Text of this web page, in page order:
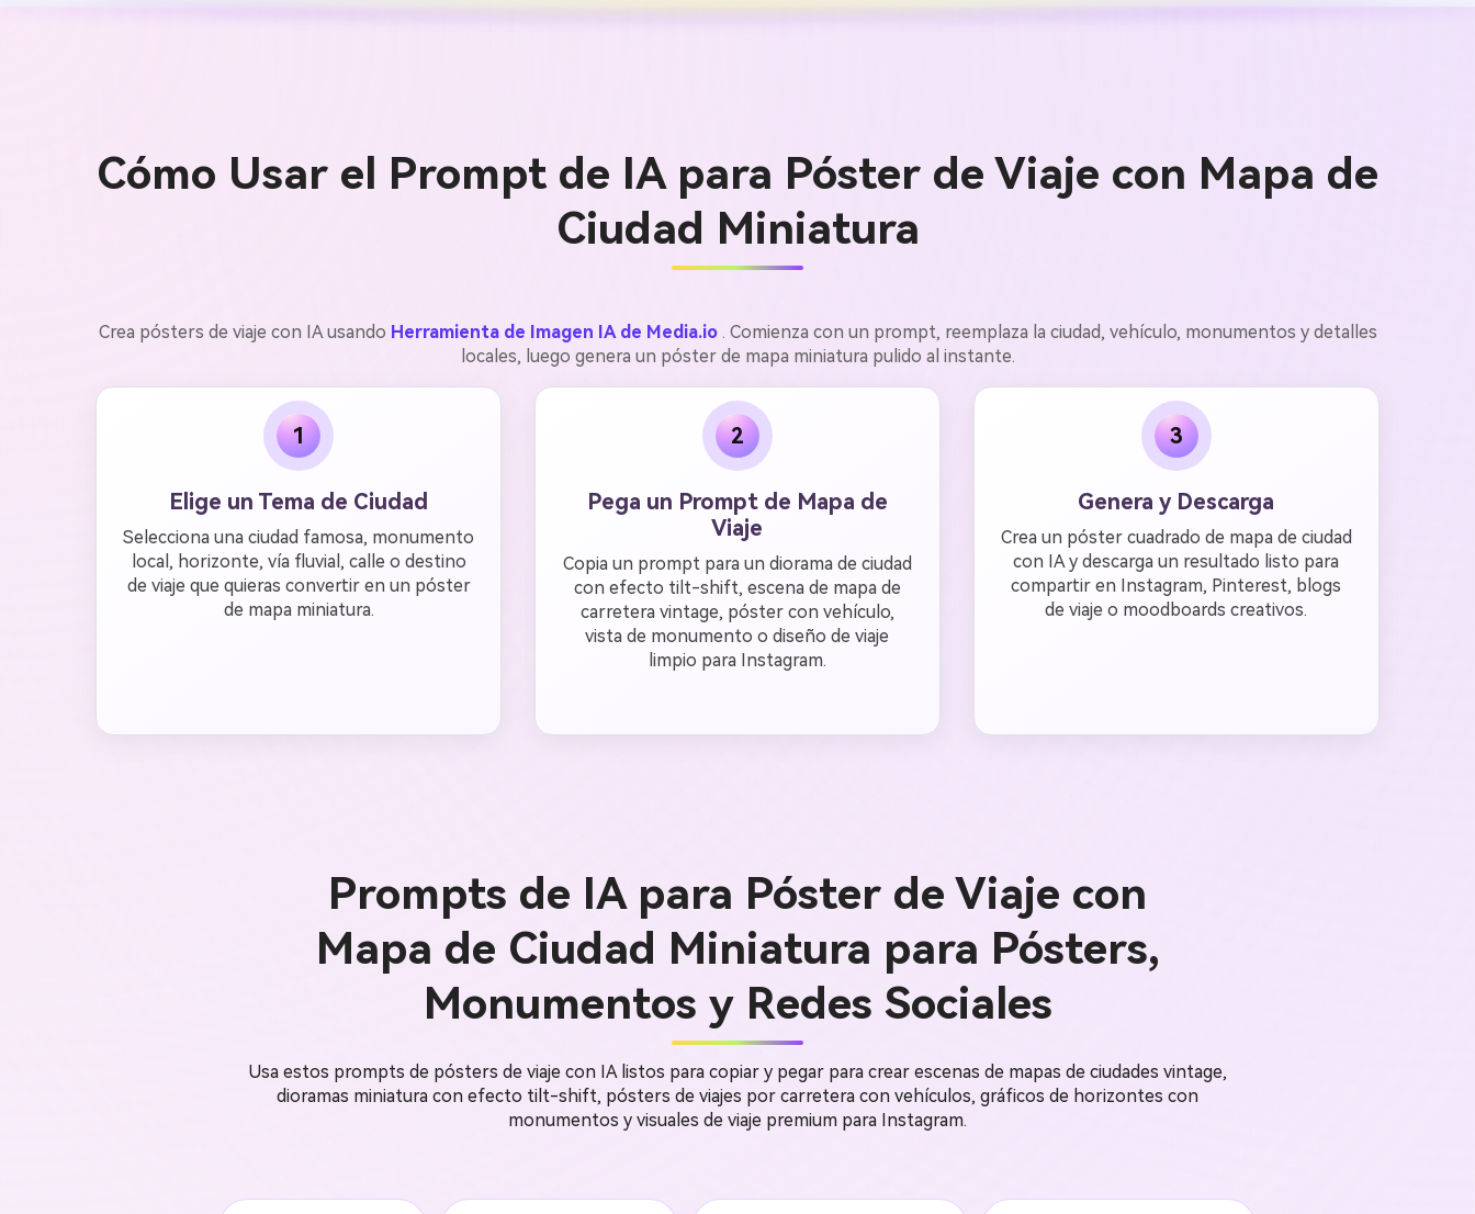
Cómo Usar el Prompt de IA para Póster de Viaje con Mapa de
Ciudad Miniatura
Crea pósters de viaje con IA usando Herramienta de Imagen IA de Media.io . Comienza con un prompt, reemplaza la ciudad, vehículo, monumentos y detalles
locales, luego genera un póster de mapa miniatura pulido al instante.
1
Elige un Tema de Ciudad
Selecciona una ciudad famosa, monumento
local, horizonte, vía fluvial, calle o destino
de viaje que quieras convertir en un póster
de mapa miniatura.
2
Pega un Prompt de Mapa de
Viaje
Copia un prompt para un diorama de ciudad
con efecto tilt-shift, escena de mapa de
carretera vintage, póster con vehículo,
vista de monumento o diseño de viaje
limpio para Instagram.
3
Genera y Descarga
Crea un póster cuadrado de mapa de ciudad
con IA y descarga un resultado listo para
compartir en Instagram, Pinterest, blogs
de viaje o moodboards creativos.
Prompts de IA para Póster de Viaje con
Mapa de Ciudad Miniatura para Pósters,
Monumentos y Redes Sociales
Usa estos prompts de pósters de viaje con IA listos para copiar y pegar para crear escenas de mapas de ciudades vintage,
dioramas miniatura con efecto tilt-shift, pósters de viajes por carretera con vehículos, gráficos de horizontes con
monumentos y visuales de viaje premium para Instagram.